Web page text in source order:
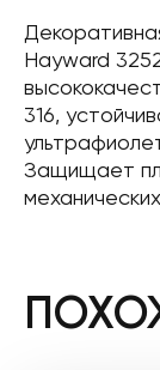
Hayward
316,
Защищает